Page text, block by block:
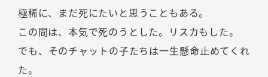
極稀に、まだ死にたいと思うこともある。
この間は、本気で死のうとした。リスカもした。
でも、そのチャットの子たちは一生懸命止めてくれ
た。